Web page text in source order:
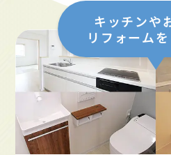
キッチンや
リフォームを